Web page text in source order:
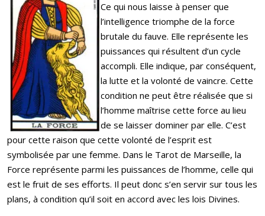
Ce qui nous laisse à penser que
l’intelligence triomphe de la force
brutale du fauve. Elle représente les
puissances qui résultent d’un cycle
accompli. Elle indique, par conséquent,
la lutte et la volonté de vaincre. Cette
condition ne peut être réalisée que si
l’homme maîtrise cette force au lieu
de se laisser dominer par elle. C’est
pour cette raison que cette volonté de l’esprit est
symbolisée par une femme. Dans le Tarot de Marseille, la
Force représente parmi les puissances de l’homme, celle qui
est le fruit de ses efforts. Il peut donc s’en servir sur tous les
plans, à condition qu’il soit en accord avec les lois Divines.